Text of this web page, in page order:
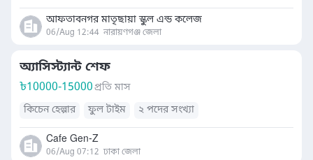
আফতাবনগর মাতৃছায়া স্কুল এন্ড কলেজ
06/Aug 12:44 নারায়ণগঞ্জ জেলা
অ্যাসিস্ট্যান্ট শেফ
৳10000-15000প্রতি মাস
কিচেন হেল্পার
ফুল টাইম ২ পদের সংখ্যা
Cafe Gen-Z
06/Aug 07:12 ঢাকা জেলা